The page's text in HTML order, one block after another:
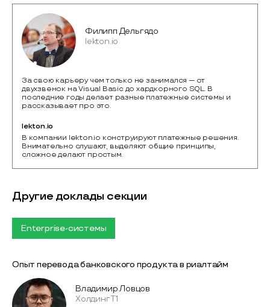
Филипп Дельгядо
lekton.io
За свою карьеру чем только не занимался — от
двухзвенок на Visual Basic до хардкорного SQL. В
последние годы делает разные платежные системы и
рассказывает про это.
lekton.io
В компании lekton.io конструируют платежные решения.
Внимательно слушают, выделяют общие принципы,
сложное делают простым.
Другие доклады секции
Enterprise-системы
Опыт перевода банковского продукта в риалтайм
Владимир Ловцов
Холдинг Т1